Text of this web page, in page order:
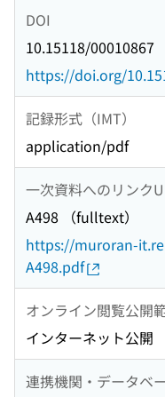
DOI
10.15118/00010867
https://doi.org/
記録形式（IMT）
application/pdf
一次資料へのリンク
A498 （fulltext）
https://muroran-
A498.pdf
オンライン閲覧公開
インターネット公開
連携機関・データベ